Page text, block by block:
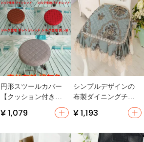
円形スツールカバー
【クッション付き・
シンプルデザイン】
（セットアップ対
¥ 1,079
シンプルデザインの
布製ダイニングチェ
滑・オールシーズン
¥ 1,193